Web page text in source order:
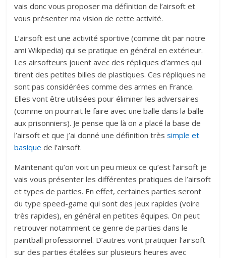
vais donc vous proposer ma définition de l’airsoft et
vous présenter ma vision de cette activité.
L’airsoft est une activité sportive (comme dit par notre
ami Wikipedia) qui se pratique en général en extérieur.
Les airsofteurs jouent avec des répliques d’armes qui
tirent des petites billes de plastiques. Ces répliques ne
sont pas considérées comme des armes en France.
Elles vont être utilisées pour éliminer les adversaires
(comme on pourrait le faire avec une balle dans la balle
aux prisonniers). Je pense que là on a placé la base de
l’airsoft et que j’ai donné une définition trèssimple et
basique de l’airsoft.
Maintenant qu’on voit un peu mieux ce qu’est l’airsoft je
vais vous présenter les différentes pratiques de l’airsoft
et types de parties. En effet, certaines parties seront
du type speed-game qui sont des jeux rapides (voire
très rapides), en général en petites équipes. On peut
retrouver notamment ce genre de parties dans le
paintball professionnel. D’autres vont pratiquer l’airsoft
sur des parties étalées sur plusieurs heures avec